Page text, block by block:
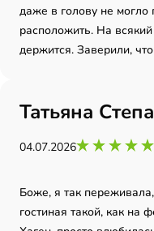
даже в голову не могло
расположить. На
держится. Заверили,
Татьяна
04.07.2026
Боже, я так
гостиная такой, как на